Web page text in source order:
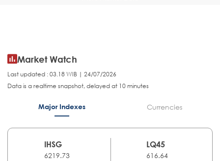
Market Watch
Last updated : 03.18 WIB | 24/07/2026
Data is a realtime snapshot, delayed at 10 minutes
Major Indexes Currencies
IHSG
6219.73
LQ45
616.64